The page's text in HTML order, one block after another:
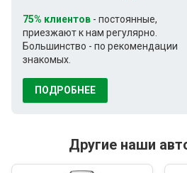
75% клиентов - постоянные,
приезжают к нам регулярно.
Большинство - по рекомендации
знакомых.
ПОДРОБНЕЕ
Другие наши